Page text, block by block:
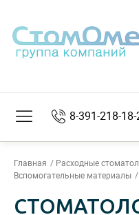
8-391-218-
Главная
Расходные
Вспомогательные материалы